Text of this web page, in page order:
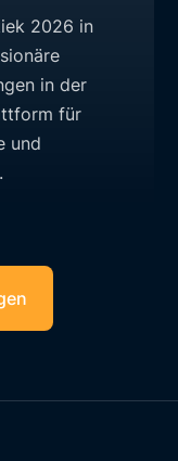
2026 in
in der
für
und